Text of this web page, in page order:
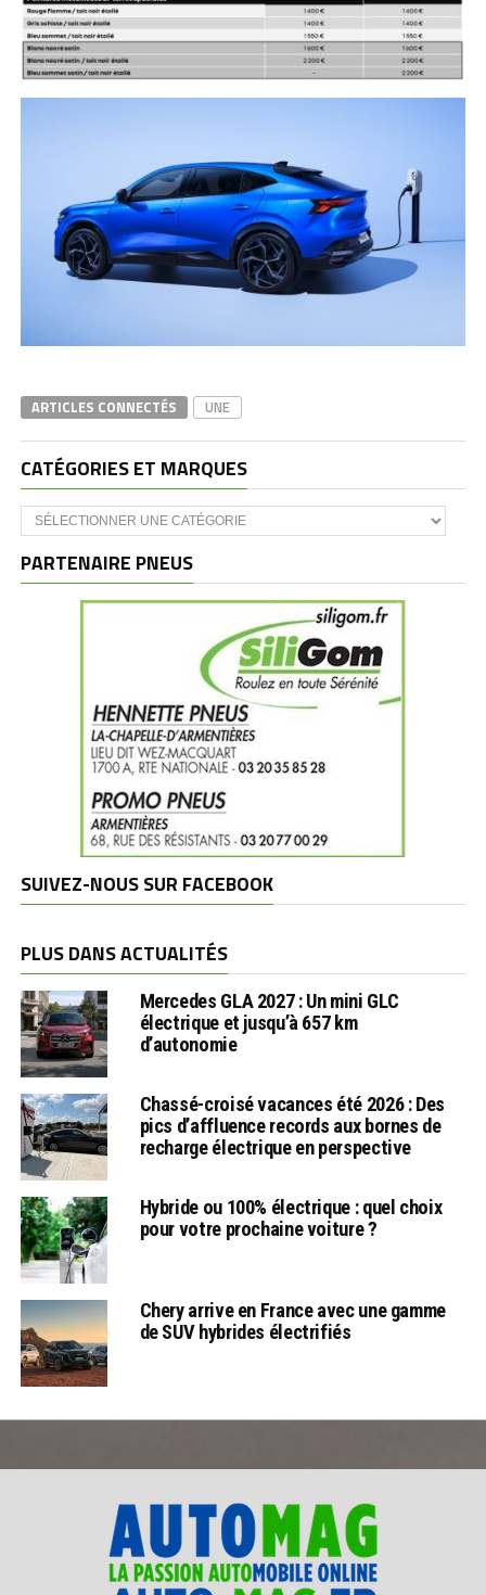
ARTICLES CONNECTÉS UNE
CATÉGORIES ET MARQUES
Catégories
et
PARTENAIRE PNEUS
SUIVEZ-NOUS SUR FACEBOOK
PLUS DANS ACTUALITÉS
Mercedes GLA 2027 : Un mini GLC
électrique et jusqu’à 657 km
d’autonomie
Chassé-croisé vacances été 2026 : Des
pics d’affluence records aux bornes de
recharge électrique en perspective
Hybride ou 100% électrique : quel choix
pour votre prochaine voiture ?
Chery arrive en France avec une gamme
de SUV hybrides électrifiés